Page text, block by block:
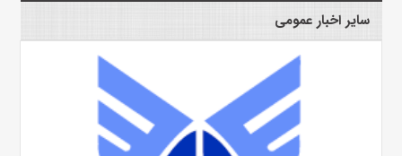
سایر اخبار عمومی